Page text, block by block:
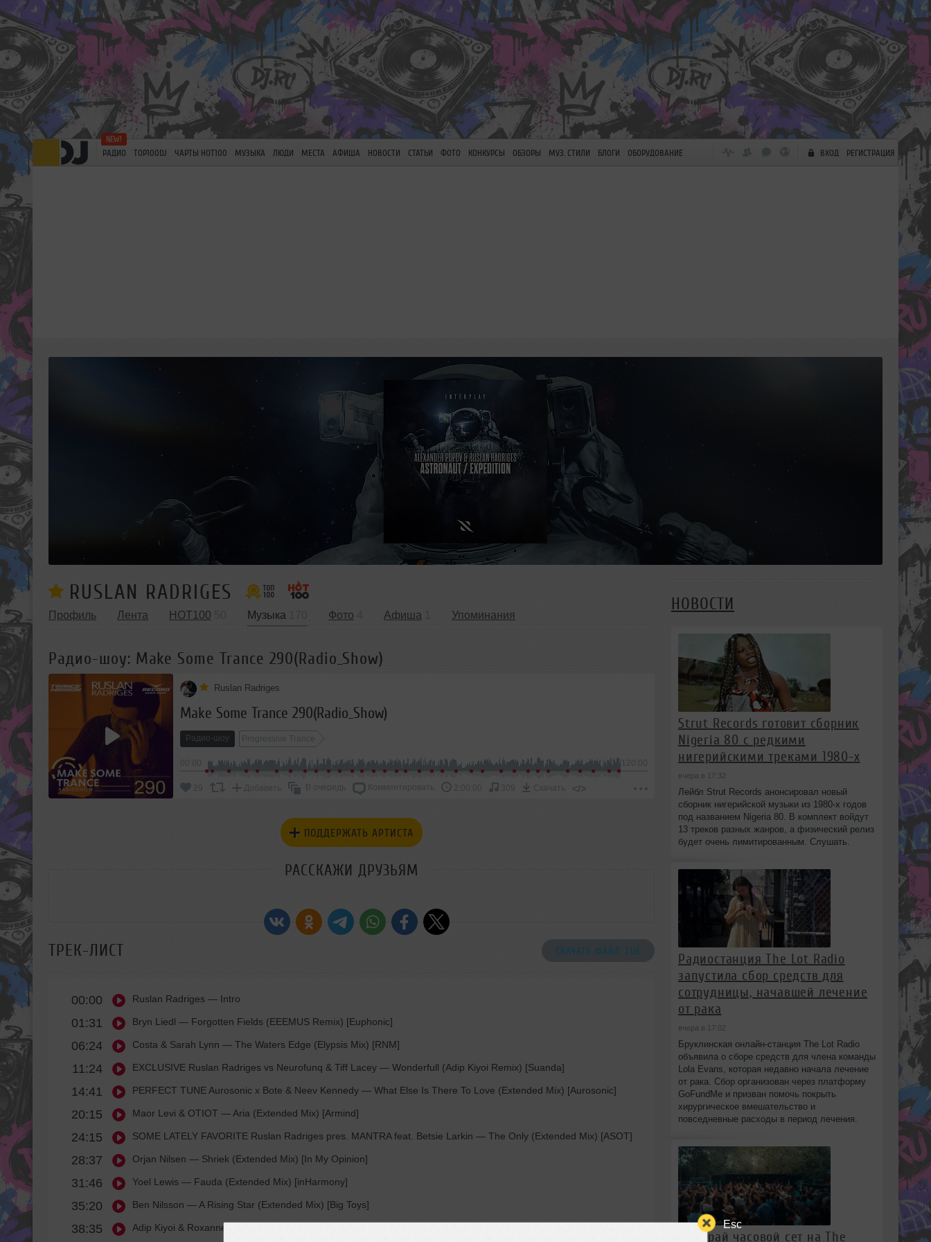
Esc
РАДИО TOP100DJ ЧАРТЫ HOT100 МУЗЫКА ЛЮДИ МЕСТА АФИША НОВОСТИ СТАТЬИ ФОТО КОНКУРСЫ ОБЗОРЫ МУЗ. СТИЛИ БЛОГИ ОБОРУДОВАНИЕ ВХОД РЕГИСТРАЦИЯ
RUSLAN RADRIGES
Профиль Лента HOT100 Музыка Фото Афиша Упоминания
Радио-шоу: Make Some Trance 290(Radio_Show)
Ruslan Radriges
Make Some Trance 290(Radio_Show)
Радио-шоу Progressive Trance
-120:00
29 Добавить В очередь Комментировать 2:00:00 309 Скачать </>
ПОДДЕРЖАТЬ АРТИСТА
РАССКАЖИ ДРУЗЬЯМ
ТРЕК-ЛИСТ СКАЧАТЬ ФАЙЛ .CUE
00:00 Ruslan Radriges — Intro
01:31 Bryn Liedl — Forgotten Fields (EEEMUS Remix) [Euphonic]
06:24 Costa & Sarah Lynn — The Waters Edge (Elypsis Mix) [RNM]
11:24 EXCLUSIVE Ruslan Radriges vs Neurofunq & Tiff Lacey — Wonderfull (Adip Kiyoi Remix) [Suanda]
14:41 PERFECT TUNE Aurosonic x Bote & Neev Kennedy — What Else Is There To Love (Extended Mix) [Aurosonic]
20:15 Maor Levi & OTIOT — Aria (Extended Mix) [Armind]
24:15 SOME LATELY FAVORITE Ruslan Radriges pres. MANTRA feat. Betsie Larkin — The Only (Extended Mix) [ASOT]
28:37 Orjan Nilsen — Shriek (Extended Mix) [In My Opinion]
31:46 Yoel Lewis — Fauda (Extended Mix) [inHarmony]
35:20 Ben Nilsson — A Rising Star (Extended Mix) [Big Toys]
38:35 Adip Kiyoi & Roxanne Emery
НОВОСТИ
Strut Records готовит сборник
Nigeria 80 с редкими
нигерийскими треками 1980-х
вчера в 17:32
Лейбл Strut Records анонсировал новый
сборник нигерийской музыки из 1980-х годов
под названием Nigeria 80. В комплект войдут
13 треков разных жанров, а физический релиз
будет очень лимитированным. Слушать.
Радиостанция The Lot Radio
запустила сбор средств для
сотрудницы, начавшей лечение
от рака
вчера в 17:02
Бруклинская онлайн-станция The Lot Radio
объявила о сборе средств для члена команды
Lola Evans, которая недавно начала лечение
от рака. Сбор организован через платформу
GoFundMe и призван помочь покрыть
хирургическое вмешательство и
повседневные расходы в период лечения.
Выиграй часовой сет на The